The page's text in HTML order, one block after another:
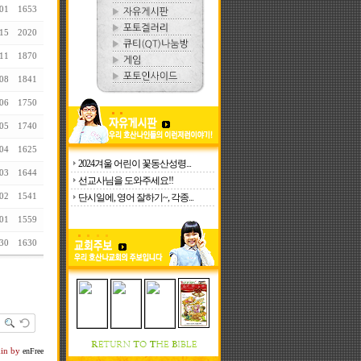
1653
2020
1870
1841
1750
1740
1625
1644
1541
1559
1630
by enFree
2024겨울 어린이 꽃동산성령...
선교사님을 도와주세요!!
단시일에, 영어 잘하기~, 각종...